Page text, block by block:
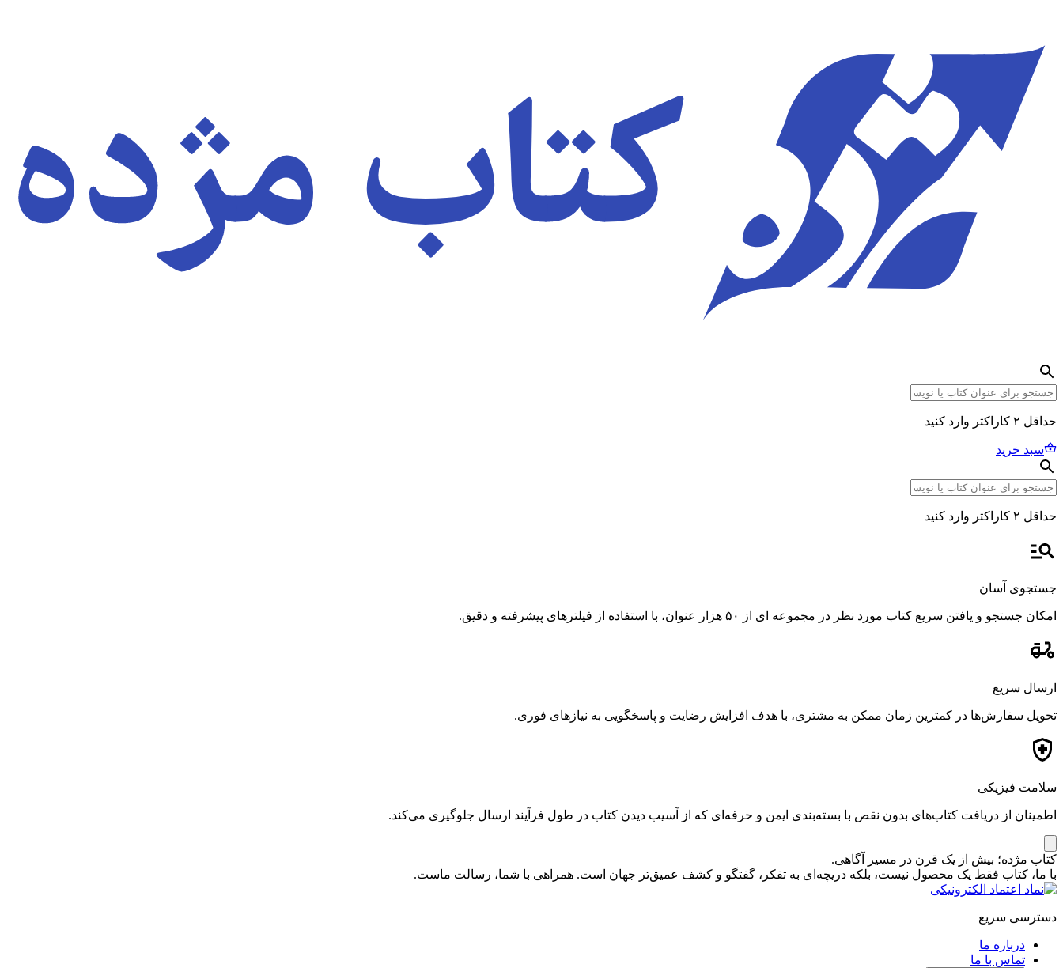
حداقل ۲ کاراکتر وارد کنید
سبد خرید
حداقل ۲ کاراکتر وارد کنید
جستجوی آسان
امکان جستجو و یافتن سریع کتاب مورد نظر در مجموعه ای از ۵۰ هزار عنوان، با استفاده از فیلترهای پیشرفته و دقیق.
ارسال سریع
تحویل سفارش‌ها در کمترین زمان ممکن به مشتری، با هدف افزایش رضایت و پاسخگویی به نیازهای فوری.
سلامت فیزیکی
اطمینان از دریافت کتاب‌های بدون نقص با بسته‌بندی ایمن و حرفه‌ای که از آسیب دیدن کتاب در طول فرآیند ارسال جلوگیری می‌کند.
کتاب مژده؛ بیش از یک قرن در مسیر آگاهی.
با ما، کتاب فقط یک محصول نیست، بلکه دریچه‌ای به تفکر، گفتگو و کشف عمیق‌تر جهان است. همراهی با شما، رسالت ماست.
دسترسی سریع
درباره ما
تماس با ما